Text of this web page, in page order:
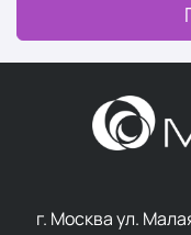
г. Москва ул.